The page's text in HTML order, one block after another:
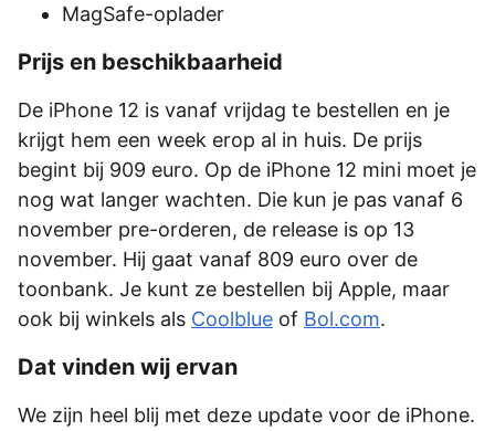
MagSafe-oplader
Prijs en beschikbaarheid
De iPhone 12 is vanaf vrijdag te bestellen en je
krijgt hem een week erop al in huis. De prijs
begint bij 909 euro. Op de iPhone 12 mini moet je
nog wat langer wachten. Die kun je pas vanaf 6
november pre-orderen, de release is op 13
november. Hij gaat vanaf 809 euro over de
toonbank. Je kunt ze bestellen bij Apple, maar
ook bij winkels als Coolblue of Bol.com.
Dat vinden wij ervan
We zijn heel blij met deze update voor de iPhone.